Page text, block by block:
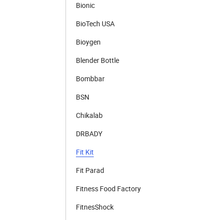
Bionic
BioTech USA
Bioygen
Blender Bottle
Bombbar
BSN
Chikalab
DRBADY
Fit Kit
Fit Parad
Fitness Food Factory
FitnesShock